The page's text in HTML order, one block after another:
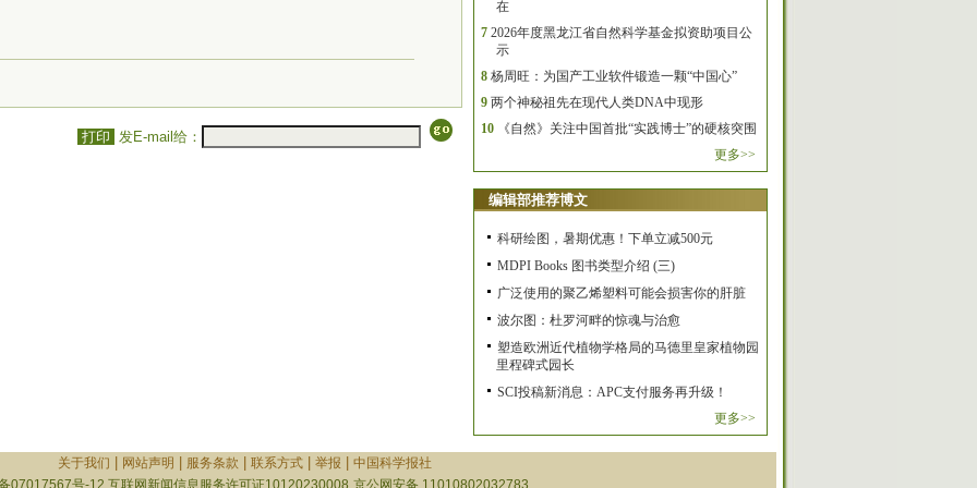
打印 发E-mail给：
在
7 2026年度黑龙江省自然科学基金拟资助项目公
示
8 杨周旺：为国产工业软件锻造一颗“中国心”
9 两个神秘祖先在现代人类DNA中现形
10
《自然》关注中国首批“实践博士”的硬核突围
更多>>
编辑部推荐博文
科研绘图，暑期优惠！下单立减500元
MDPI Books 图书类型介绍 (三)
广泛使用的聚乙烯塑料可能会损害你的肝脏
波尔图：杜罗河畔的惊魂与治愈
塑造欧洲近代植物学格局的马德里皇家植物园
里程碑式园长
SCI投稿新消息：APC支付服务再升级！
更多>>
关于我们 网站声明 服务条款 联系方式| 举报
中国科学报社
07017567号-12 互联网新闻信息服务许可证10120230008 京公网安备 11010802032783